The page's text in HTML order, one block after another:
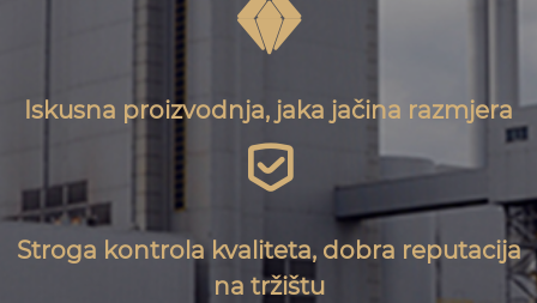

Iskusna proizvodnja, jaka jačina razmjera

Stroga kontrola kvaliteta, dobra reputacija
na tržištu